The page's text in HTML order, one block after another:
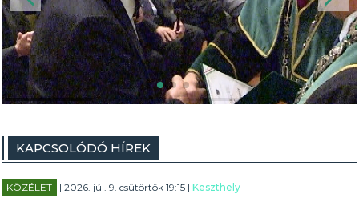
KAPCSOLÓDÓ HÍREK
KÖZÉLET | 2026. júl. 9. csütörtök 19:15 |Keszthely